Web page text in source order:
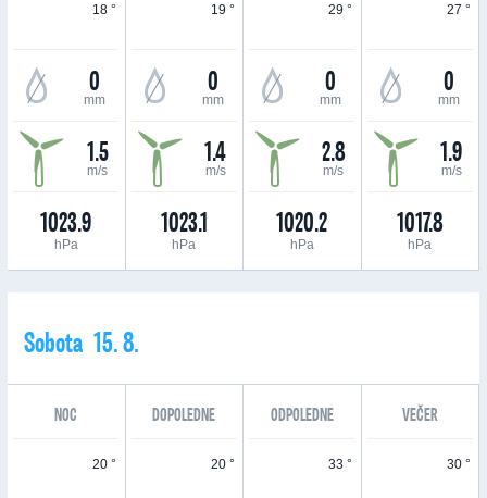
18 °
0
mm
1.5
m/s
1023.9
hPa
19 °
0
mm
1.4
m/s
1023.1
hPa
29 °
0
mm
2.8
m/s
1020.2
hPa
27 °
0
mm
1.9
m/s
1017.8
hPa
Sobota 15. 8.
NOC DOPOLEDNE ODPOLEDNE VEČER
20 ° 20 ° 33 ° 30 °